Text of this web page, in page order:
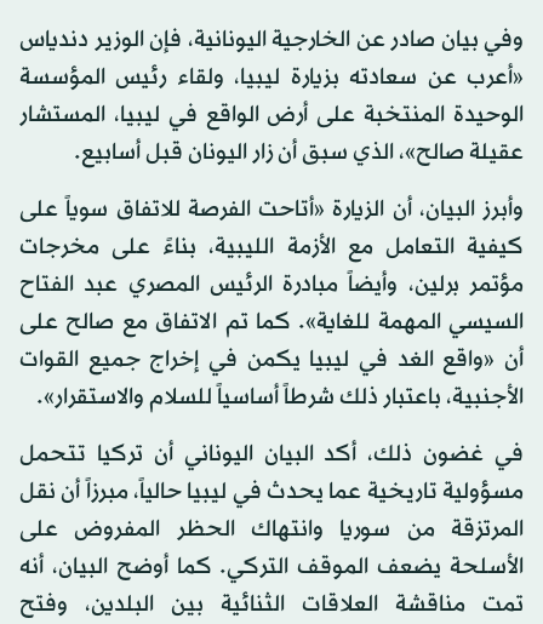
وفي بيان صادر عن الخارجية اليونانية، فإن الوزير دندياس
«أعرب عن سعادته بزيارة ليبيا، ولقاء رئيس المؤسسة
الوحيدة المنتخبة على أرض الواقع في ليبيا، المستشار
عقيلة صالح»، الذي سبق أن زار اليونان قبل أسابيع.
وأبرز البيان، أن الزيارة «أتاحت الفرصة للاتفاق سوياً على
كيفية التعامل مع الأزمة الليبية، بناءً على مخرجات
مؤتمر برلين، وأيضاً مبادرة الرئيس المصري عبد الفتاح
السيسي المهمة للغاية». كما تم الاتفاق مع صالح على
أن «واقع الغد في ليبيا يكمن في إخراج جميع القوات
الأجنبية، باعتبار ذلك شرطاً أساسياً للسلام والاستقرار».
في غضون ذلك، أكد البيان اليوناني أن تركيا تتحمل
مسؤولية تاريخية عما يحدث في ليبيا حالياً، مبرزاً أن نقل
المرتزقة من سوريا وانتهاك الحظر المفروض على
الأسلحة يضعف الموقف التركي. كما أوضح البيان، أنه
تمت مناقشة العلاقات الثنائية بين البلدين، وفتح